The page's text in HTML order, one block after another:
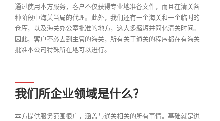
通过使用本方服务，客户不仅获得专业地准备文件，而且在清关各
种阶段中海关当局的代理。此外，我们还有一个海关和一个临时的
仓库，以及海关办公室批准的地方，这大多缩短并简化清关时间。
因此，客户不必去到主管的海关，所有关于通关的程序都在有海关
批准本公司特殊所在地可以进行。
我们所企业领域是什么？
本方提供服务范围很广，涵盖与通关相关的所有事情。基础就是进